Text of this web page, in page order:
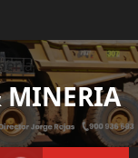
MINERIA